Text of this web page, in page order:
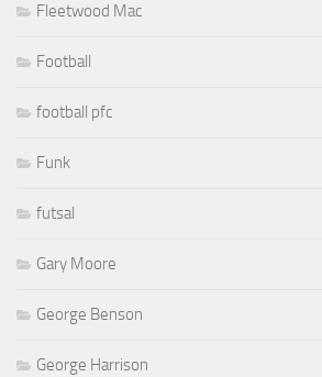
Fleetwood Mac
Football
football pfc
Funk
futsal
Gary Moore
George Benson
George Harrison